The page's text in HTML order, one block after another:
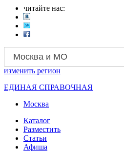
читайте нас:
Москва и МО
изменить регион
ЕДИНАЯ СПРАВОЧНАЯ
Москва
Каталог
Разместить
Статьи
Афиша